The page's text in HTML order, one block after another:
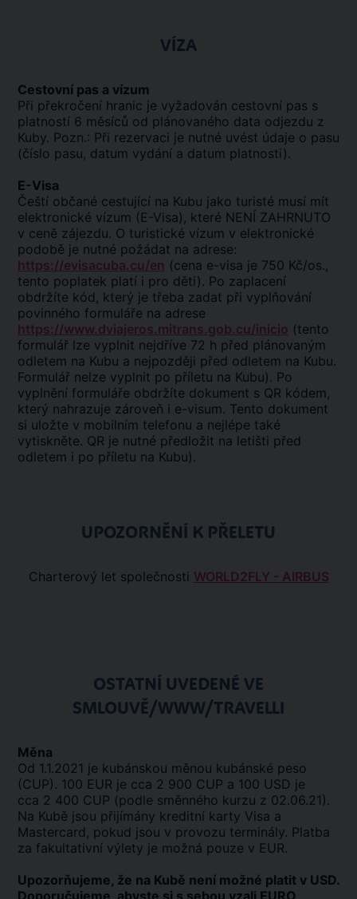
VÍZA
Cestovní pas a vízum
Při překročení hranic je vyžadován cestovní pas s
platností 6 měsíců od plánovaného data odjezdu z
Kuby. Pozn.: Při rezervaci je nutné uvést údaje o pasu
(číslo pasu, datum vydání a datum platnosti).
E-Visa
Čeští občané cestující na Kubu jako turisté musí mít
elektronické vízum (E-Visa), které NENÍ ZAHRNUTO
v ceně zájezdu. O turistické vízum v elektronické
podobě je nutné požádat na adrese:
https://evisacuba.cu/en (cena e-visa je 750 Kč/os.,
tento poplatek platí i pro děti). Po zaplacení
obdržíte kód, který je třeba zadat při vyplňování
povinného formuláře na adrese
https://www.dviajeros.mitrans.gob.cu/inicio (tento
formulář lze vyplnit nejdříve 72 h před plánovaným
odletem na Kubu a nejpozději před odletem na Kubu.
Formulář nelze vyplnit po příletu na Kubu). Po
vyplnění formuláře obdržíte dokument s QR kódem,
který nahrazuje zároveň i e-visum. Tento dokument
si uložte v mobilním telefonu a nejlépe také
vytiskněte. QR je nutné předložit na letišti před
odletem i po příletu na Kubu).
UPOZORNĚNÍ K PŘELETU
Charterový let společnosti WORLD2FLY - AIRBUS
OSTATNÍ UVEDENÉ VE
SMLOUVĚ/WWW/TRAVELLI
Měna
Od 1.1.2021 je kubánskou měnou kubánské peso
(CUP). 100 EUR je cca 2 900 CUP a 100 USD je
cca 2 400 CUP (podle směnného kurzu z 02.06.21).
Na Kubě jsou přijímány kreditní karty Visa a
Mastercard, pokud jsou v provozu terminály. Platba
za fakultativní výlety je možná pouze v EUR.
Upozorňujeme, že na Kubě není možné platit v USD.
Doporučujeme, abyste si s sebou vzali EURO